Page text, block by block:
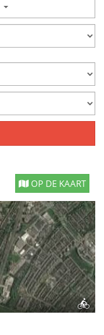
OP DE KAART